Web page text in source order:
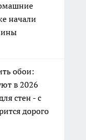
начали
очищаю
одним
—
10